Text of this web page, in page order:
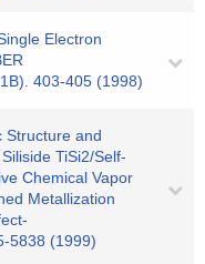
Electron
403-405 (1998)
Structure and
TiSi2/Self-
Chemical Vapor
Metallization
5838 (1999)